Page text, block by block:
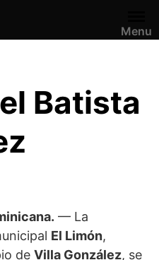
Menu
Batista
— La
El Limón,
de Villa González, se